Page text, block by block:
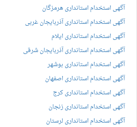
آگهی استخدام استانداری هرمزگان
آگهی استخدام استانداری آذربایجان غربی
آگهی استخدام استانداری ایلام
آگهی استخدام استانداری آذربایجان شرقی
آگهی استخدام استانداری بوشهر
آگهی استخدام استانداری اصفهان
آگهی استخدام استانداری کرج
آگهی استخدام استانداری زنجان
آگهی استخدام استانداری لرستان